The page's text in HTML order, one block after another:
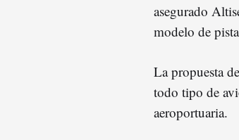
asegurado
modelo de
La propuesta de
todo tipo de
aeroportuaria.